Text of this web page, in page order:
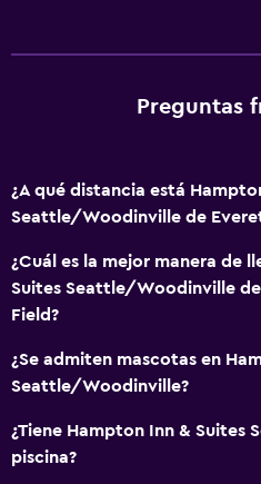
Instalaciones para reuniones
Cocina
Microondas
Tetera/cafetera
Cafetera
Sistema de entretenimiento
Preguntas
¿A qué distancia está
Seattle/Woodinville de
¿Cuál es la mejor manera de
Suites Seattle/Woodinville
Field?
¿Se admiten mascotas en
Seattle/Woodinville?
¿Tiene Hampton Inn &
piscina?